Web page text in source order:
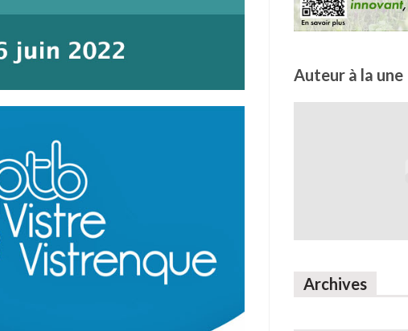
Auteur à la une
Archives